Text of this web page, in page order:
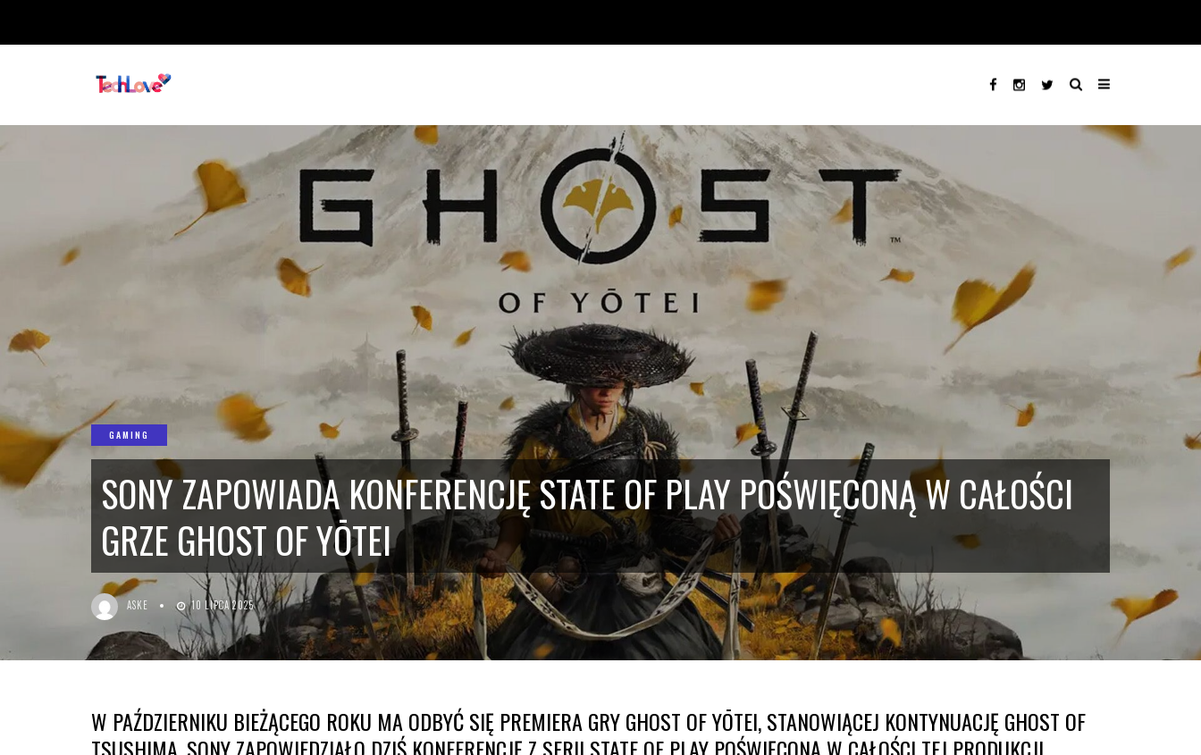
GAMING
SONY ZAPOWIADA KONFERENCJĘ STATE OF PLAY POŚWIĘCONĄ W CAŁOŚCI
GRZE GHOST OF YŌTEI
ASKE 10 LIPCA 2025
W PAŹDZIERNIKU BIEŻĄCEGO ROKU MA ODBYĆ SIĘ PREMIERA GRY GHOST OF YŌTEI, STANOWIĄCEJ KONTYNUACJĘ GHOST OF